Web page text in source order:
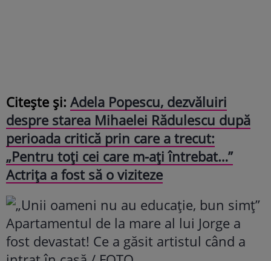
Citește și: Adela Popescu, dezvăluiri
despre starea Mihaelei Rădulescu după
perioada critică prin care a trecut:
„Pentru toți cei care m-ați întrebat…”
Actrița a fost să o viziteze